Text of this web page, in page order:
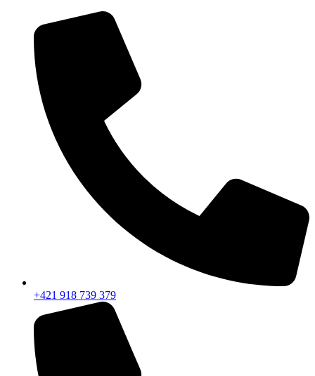
+421 918 739 379